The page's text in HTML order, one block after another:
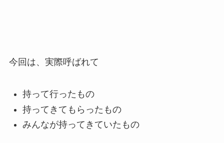
今回は、実際呼ばれて
持って行ったもの
持ってきてもらったもの
みんなが持ってきていたもの